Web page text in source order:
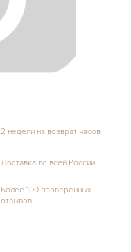
2 недели на возврат часов
Доставка по всей России
Более 100 проверенных
отзывов